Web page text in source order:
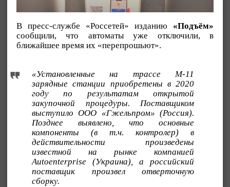
В пресс-службе «Россетей» изданию «Подъём»
сообщили, что автоматы уже отключили, в
ближайшее время их «перепрошьют».
«Установленные на трассе М-11
зарядные станции приобретены в 2020
году по результатам открытой
закупочной процедуры. Поставщиком
выступило ООО «Гжельпром» (Россия).
Позднее выявлено, что основные
компоненты (в т.ч. контролер) в
действительности произведены
известной на рынке компанией
Autoenterprise (Украина), а российский
поставщик произвел отверточную
сборку.